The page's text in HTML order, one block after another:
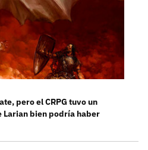
pero el CRPG tuvo un
bien podría haber